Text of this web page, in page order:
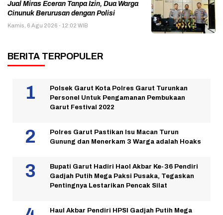
Jual Miras Eceran Tanpa Izin, Dua Warga
Cinunuk Berurusan dengan Polisi
Kamis, 6 Agu 2026 - 12:02 WIB
BERITA TERPOPULER
Polsek Garut Kota Polres Garut Turunkan
Personel Untuk Pengamanan Pembukaan
Garut Festival 2022
Polres Garut Pastikan Isu Macan Turun
Gunung dan Menerkam 3 Warga adalah Hoaks
Bupati Garut Hadiri Haol Akbar Ke-36 Pendiri
Gadjah Putih Mega Paksi Pusaka, Tegaskan
Pentingnya Lestarikan Pencak Silat
Haul Akbar Pendiri HPSI Gadjah Putih Mega